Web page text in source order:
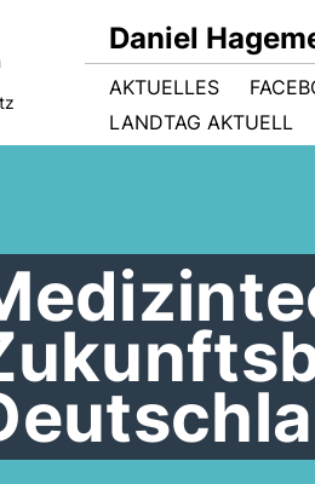
Daniel
AKTUELLES
LANDTAG AKTUELL